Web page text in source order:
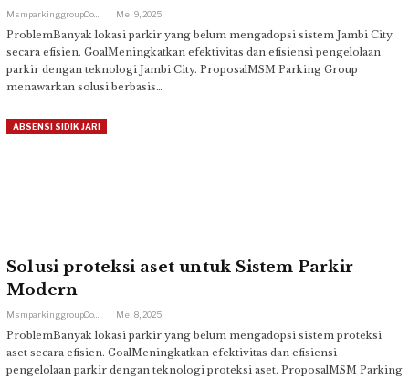
Mei 9, 2025
ProblemBanyak lokasi parkir yang belum mengadopsi sistem Jambi City
secara efisien. GoalMeningkatkan efektivitas dan efisiensi pengelolaan
parkir dengan teknologi Jambi City. ProposalMSM Parking Group
menawarkan solusi berbasis…
ABSENSI SIDIK JARI
Solusi proteksi aset untuk Sistem Parkir
Modern
Mei 8, 2025
ProblemBanyak lokasi parkir yang belum mengadopsi sistem proteksi
aset secara efisien. GoalMeningkatkan efektivitas dan efisiensi
pengelolaan parkir dengan teknologi proteksi aset. ProposalMSM Parking